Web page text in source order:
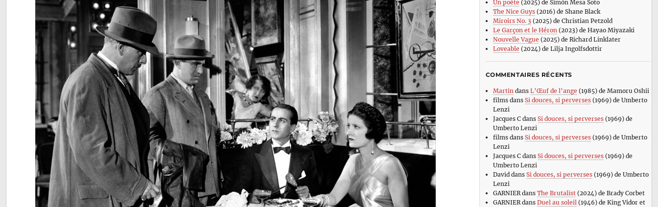
Un poète (2025) de Simón Mesa Soto
The Nice Guys(2016) de Shane Black
Miroirs No. 3 (2025) de Christian Petzold
Le Garçon et le Héron(2023) de Hayao Miyazaki
Nouvelle Vague (2025) de Richard Linklater
Loveable (2024) de Lilja Ingolfsdottir
COMMENTAIRES RÉCENTS
Martin dans L’Œuf de l’ange (1985) de Mamoru Oshii
filmsdans Si douces, si perverses(1969) de Umberto
Lenzi
Jacques Cdans Si douces, si perverses(1969) de
Umberto Lenzi
filmsdans Si douces, si perverses(1969) de Umberto
Lenzi
Jacques Cdans Si douces, si perverses(1969) de
Umberto Lenzi
David dans Si douces, si perverses(1969) de Umberto
Lenzi
GARNIERdans The Brutalist(2024) de Brady Corbet
GARNIERdans Duel au soleil (1946) de King Vidor et